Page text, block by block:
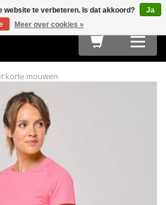
korte mouwen
website te verbeteren. Is dat akkoord?
Ja
Meer over cookies »